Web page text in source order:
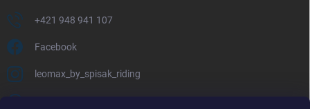
+421 948 941 107
Facebook
leomax_by_spisak_riding